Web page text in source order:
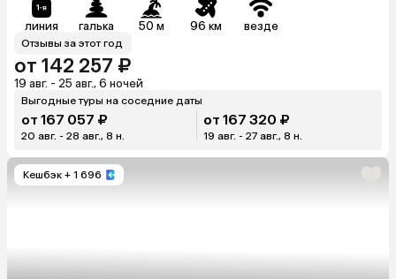
линия галька 50 м 96 км везде
Отзывы за этот год
от 142 257 ₽
19 авг. - 25 авг., 6 ночей
Выгодные туры на соседние даты
от 167 057 ₽
20 авг. - 28 авг., 8 н.
от 167 320 ₽
19 авг. - 27 авг., 8 н.
Кешбэк + 1 696